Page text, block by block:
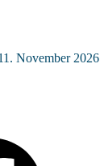
November 2026